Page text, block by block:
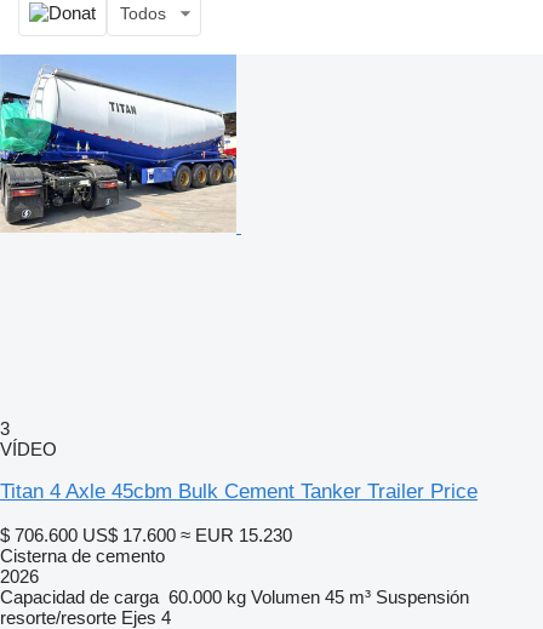
Todos
3
VÍDEO
Titan 4 Axle 45cbm Bulk Cement Tanker Trailer Price
$ 706.600 US$ 17.600 ≈ EUR 15.230
Cisterna de cemento
2026
Capacidad de carga 60.000 kg Volumen 45 m³ Suspensión
resorte/resorte Ejes 4